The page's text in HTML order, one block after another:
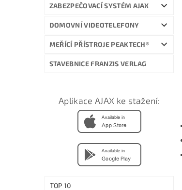
ZABEZPEČOVACÍ SYSTÉM AJAX
DOMOVNÍ VIDEOTELEFONY
MEŘÍCÍ PŘÍSTROJE PEAKTECH®
STAVEBNICE FRANZIS VERLAG
Aplikace AJAX ke stažení:
TOP 10